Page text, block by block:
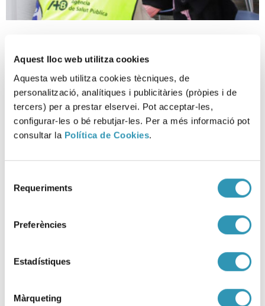
Aquest lloc web utilitza cookies
Aquesta web utilitza cookies tècniques, de
personalització, analítiques i publicitàries (pròpies i de
tercers) per a prestar elservei. Pot acceptar-les,
configurar-les o bé rebutjar-les. Per a més informació pot
consultar la Política de Cookies.
Requeriments
Preferències
Estadístiques
Màrqueting
3
06-07-2022
COVID-19, ASPB